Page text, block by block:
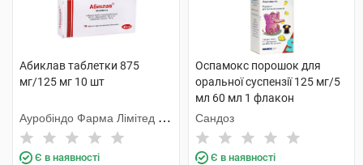
Абиклав таблетки 875
мг/125 мг 10 шт
Ауробіндо Фарма Лімітед -
Юніт ІV
Є в наявності
Оспамокс порошок для
оральної суспензії 125 мг/5
мл 60 мл 1 флакон
Сандоз
Є в наявності